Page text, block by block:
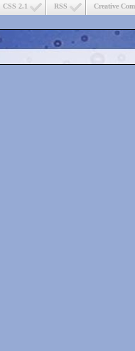
Creative
RSS
CSS 2.1